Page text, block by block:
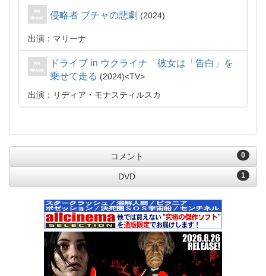
侵略者 ブチャの悲劇 2024
出演：マリーナ
ドライブ in ウクライナ 彼女は「告白」を
乗せて走る
2024
TV
出演：リディア・モナスティルスカ
0
コメント
1
DVD